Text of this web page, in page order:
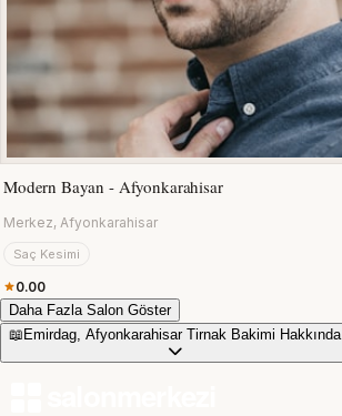
Modern Bayan - Afyonkarahisar
Merkez, Afyonkarahisar
Saç Kesimi
0.00
Daha Fazla Salon Göster
📖 Emirdag, Afyonkarahisar Tirnak Bakimi Hakkında